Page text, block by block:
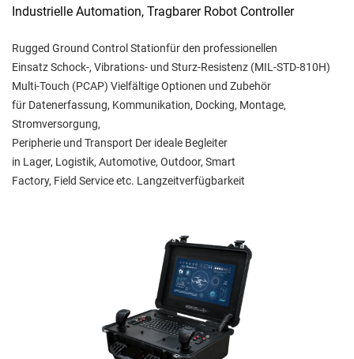
Industrielle Automation, Tragbarer Robot Controller
Rugged Ground Control Stationfür den professionellen
Einsatz Schock-, Vibrations- und Sturz-Resistenz (MIL-STD-810H)
Multi-Touch (PCAP) Vielfältige Optionen und Zubehör
für Datenerfassung, Kommunikation, Docking, Montage,
Stromversorgung,
Peripherie und Transport Der ideale Begleiter
in Lager, Logistik, Automotive, Outdoor, Smart
Factory, Field Service etc. Langzeitverfügbarkeit